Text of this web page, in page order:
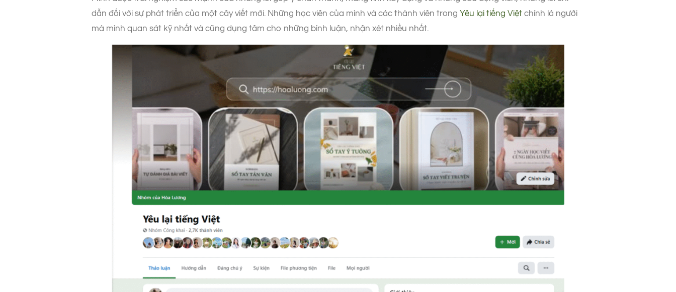
dẫn đối với sự phát triển của một cây viết mới. Những học viên của mình và các thành viên trong Yêu lại tiếng Việt chính là người
mà mình quan sát kỹ nhất và cũng dụng tâm cho những bình luận, nhận xét nhiều nhất.